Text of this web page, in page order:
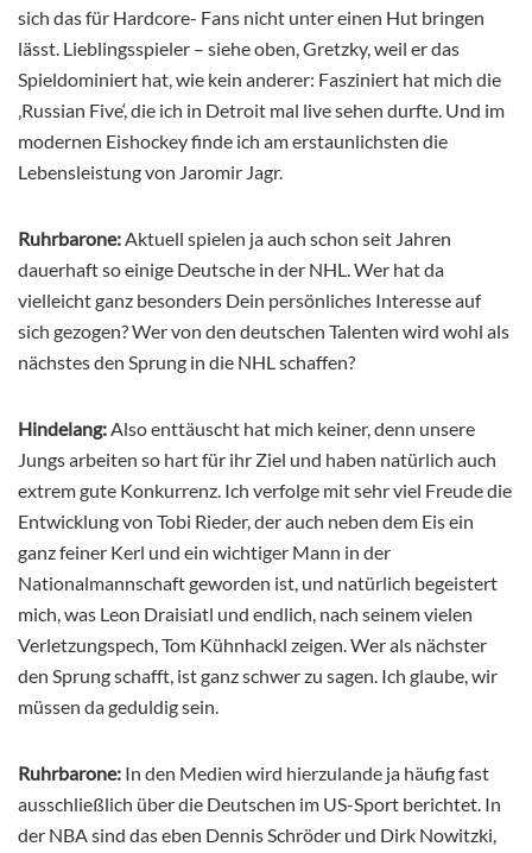
sich das für Hardcore- Fans nicht unter einen Hut bringen
lässt. Lieblingsspieler – siehe oben, Gretzky, weil er das
Spieldominiert hat, wie kein anderer: Fasziniert hat mich die
‚Russian Five‘, die ich in Detroit mal live sehen durfte. Und im
modernen Eishockey finde ich am erstaunlichsten die
Lebensleistung von Jaromir Jagr.
Ruhrbarone:Aktuell spielen ja auch schon seit Jahren
dauerhaft so einige Deutsche in der NHL. Wer hat da
vielleicht ganz besonders Dein persönliches Interesse auf
sich gezogen? Wer von den deutschen Talenten wird wohl als
nächstes den Sprung in die NHL schaffen?
Hindelang:Also enttäuscht hat mich keiner, denn unsere
Jungs arbeiten so hart für ihr Ziel und haben natürlich auch
extrem gute Konkurrenz. Ich verfolge mit sehr viel Freude die
Entwicklung von Tobi Rieder, der auch neben dem Eis ein
ganz feiner Kerl und ein wichtiger Mann in der
Nationalmannschaft geworden ist, und natürlich begeistert
mich, was Leon Draisiatl und endlich, nach seinem vielen
Verletzungspech, Tom Kühnhackl zeigen. Wer als nächster
den Sprung schafft, ist ganz schwer zu sagen. Ich glaube, wir
müssen da geduldig sein.
Ruhrbarone: In den Medien wird hierzulande ja häufig fast
ausschließlich über die Deutschen im US-Sport berichtet. In
der NBA sind das eben Dennis Schröder und Dirk Nowitzki,